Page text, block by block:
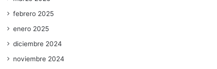
febrero 2025
enero 2025
diciembre 2024
noviembre 2024